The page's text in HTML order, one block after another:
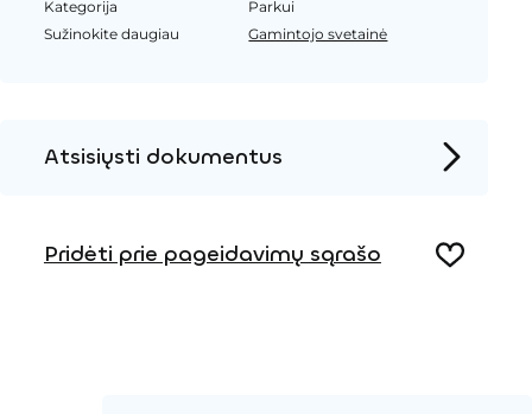
Kategorija
Parkui
Sužinokite daugiau
Gamintojo svetainė
Atsisiųsti dokumentus
Pridėti prie pageidavimų sąrašo